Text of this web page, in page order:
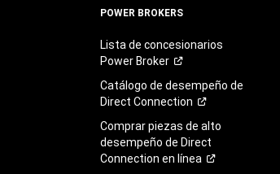
POWER BROKERS
Lista de concesionarios
Power Broker
Catálogo de desempeño de
Direct Connection
Comprar piezas de alto
desempeño de Direct
Connection en línea